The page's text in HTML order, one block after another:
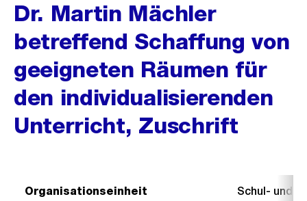
Dr. Martin Mächler
betreffend Schaffung von
geeigneten Räumen für
den individualisierenden
Unterricht, Zuschrift
Organisationseinheit Schul- und